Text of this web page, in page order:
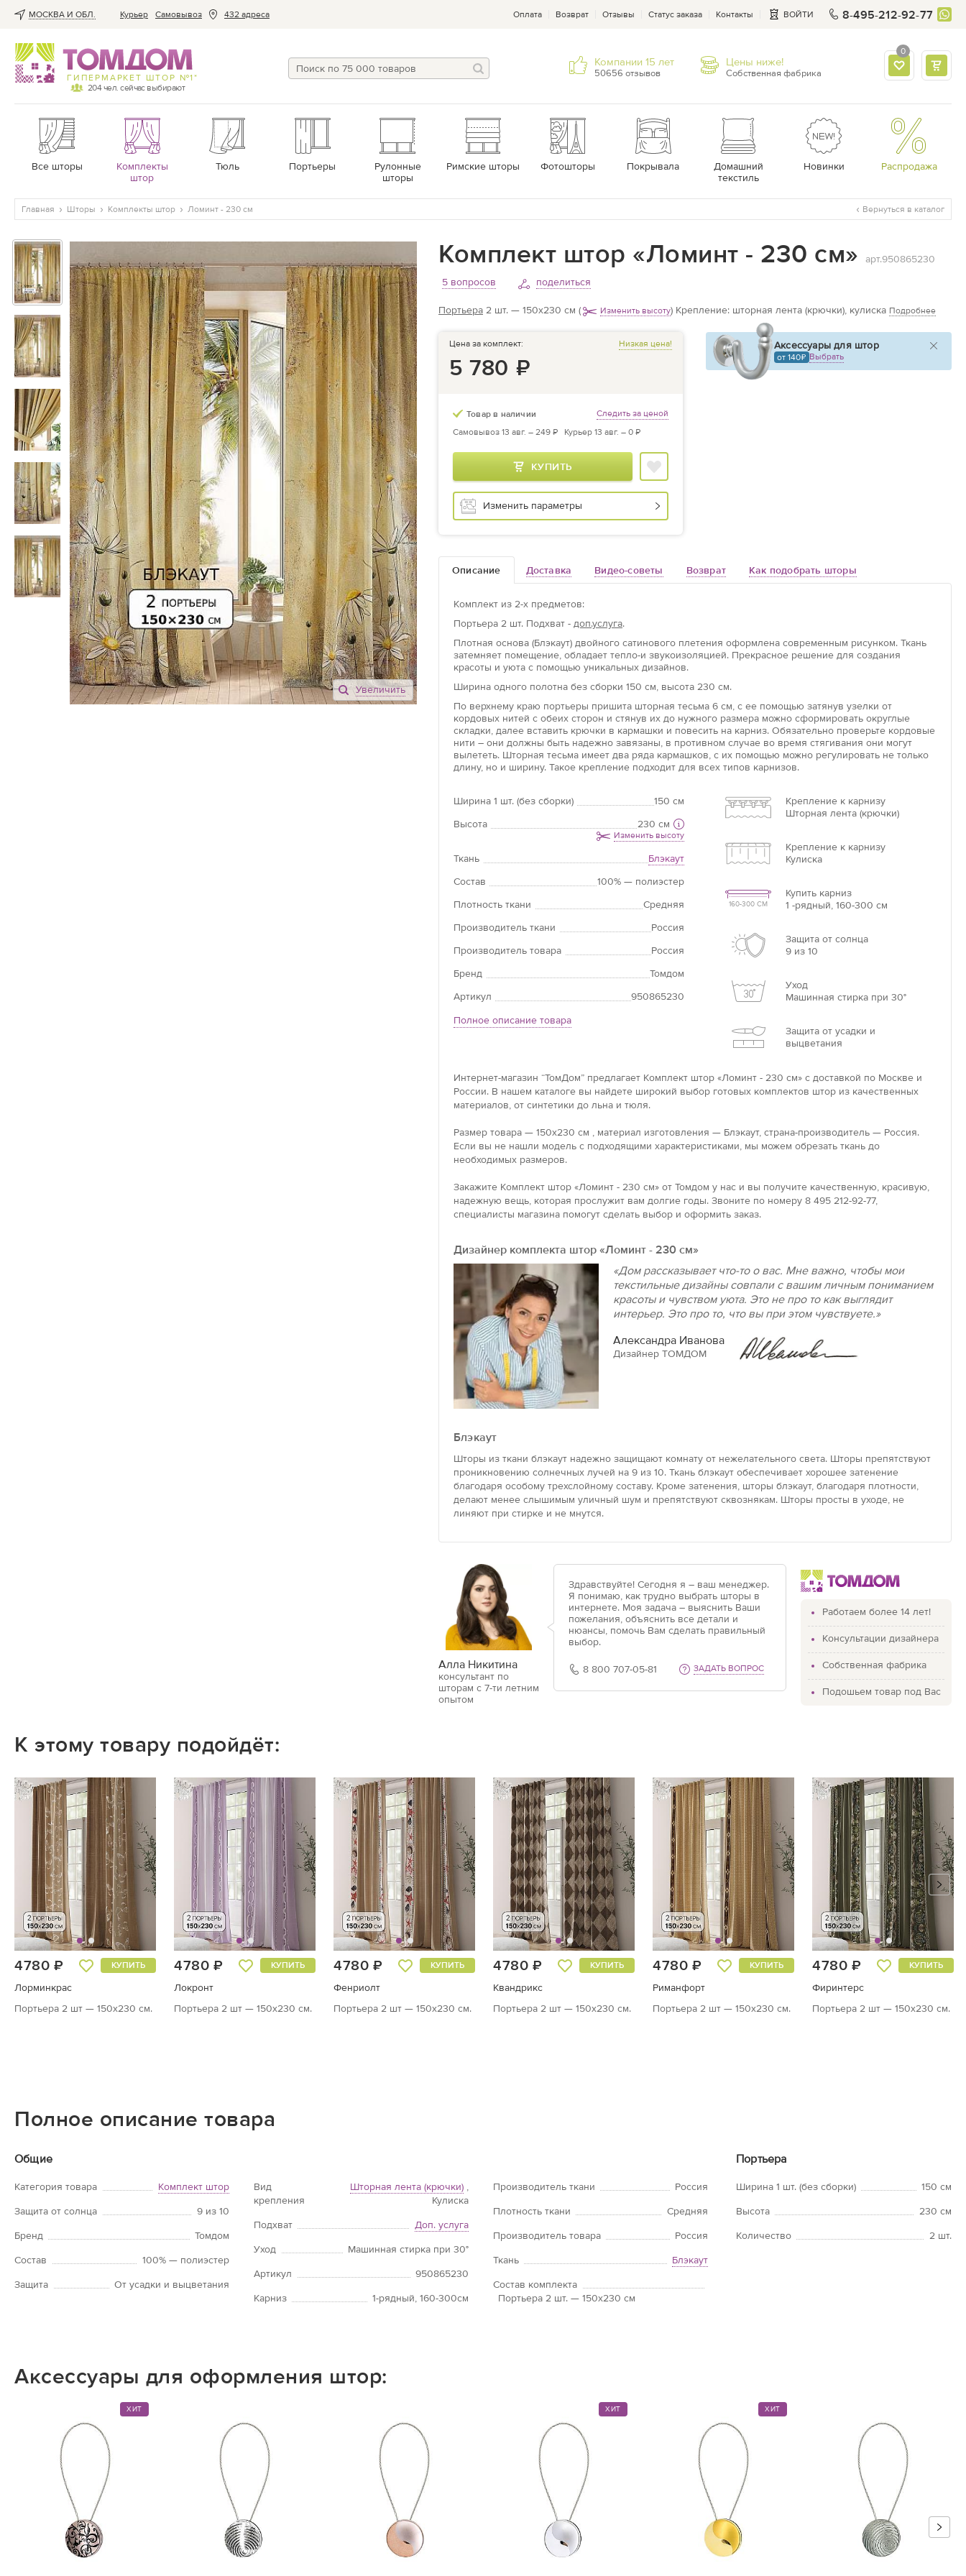
МОСКВА И ОБЛ. Курьер Cамовывоз 432 адреса Оплата Возврат Отзывы Статус заказа Контакты ВОЙТИ 8-495-212-92-77
ГИПЕРМАРКЕТ ШТОР №1*
204чел. сейчас выбирают
Компании 15 лет
50656 отзывов
Цены ниже!
Собственная фабрика
0
Все шторы
Комплекты
штор
Тюль Портьеры
Рулонные
шторы
Римские шторы Фотошторы Покрывала
Домашний
текстиль
Новинки Распродажа
Главная Шторы Комплекты штор Ломинт - 230 см Вернуться в каталог
Увеличить Увеличить
Комплект штор «Ломинт - 230 см»
арт.950865230
5 вопросов
поделиться
Портьера 2 шт. — 150х230 см ( Изменить высоту) Крепление: шторная лента (крючки), кулиска Подробнее
Цена за комплект: Низкая цена!
5 780 ₽
Товар в наличии
Следить за ценой
Самовывоз 13 авг. – 249 ₽ Курьер 13 авг. – 0 ₽
КУПИТЬ
Изменить параметры
Аксессуары для штор
от 140 Выбрать
Описание Доставка Видео-советы Возврат Как подобрать шторы
Комплект из 2-х предметов:
Портьера 2 шт. Подхват - доп.услуга.
Плотная основа (Блэкаут) двойного сатинового плетения оформлена современным рисунком. Ткань
затемняет помещение, обладает тепло-и звукоизоляцией. Прекрасное решение для создания
красоты и уюта с помощью уникальных дизайнов.
Ширина одного полотна без сборки 150 см, высота 230 см.
По верхнему краю портьеры пришита шторная тесьма 6 см, с ее помощью затянув узелки от
кордовых нитей с обеих сторон и стянув их до нужного размера можно сформировать округлые
складки, далее вставить крючки в кармашки и повесить на карниз. Обязательно проверьте кордовые
нити – они должны быть надежно завязаны, в противном случае во время стягивания они могут
вылететь. Шторная тесьма имеет два ряда кармашков, с их помощью можно регулировать не только
длину, но и ширину. Такое крепление подходит для всех типов карнизов.
Ширина 1 шт. (без сборки)
150 см
Высота
230 см
Изменить высоту
Ткань
Блэкаут
Состав
100% — полиэстер
Плотность ткани
Средняя
Производитель ткани
Россия
Производитель товара
Россия
Бренд
Томдом
Артикул
950865230
Полное описание товара
Крепление к карнизу
Шторная лента (крючки)
Крепление к карнизу
Кулиска
160-300 СМ
Купить карниз
1 -рядный, 160-300 см
Защита от солнца
9 из 10
Уход
Машинная стирка при 30°
Защита от усадки и
выцветания
Интернет-магазин “ТомДом” предлагает Комплект штор «Ломинт - 230 см» с доставкой по Москве и
России. В нашем каталоге вы найдете широкий выбор готовых комплектов штор из качественных
материалов, от синтетики до льна и тюля.
Размер товара — 150x230 см , материал изготовления — Блэкаут, страна-производитель — Россия.
Если вы не нашли модель с подходящими характеристиками, мы можем обрезать ткань до
необходимых размеров.
Закажите Комплект штор «Ломинт - 230 см» от Томдом у нас и вы получите качественную, красивую,
надежную вещь, которая прослужит вам долгие годы. Звоните по номеру 8 495 212-92-77,
специалисты магазина помогут сделать выбор и оформить заказ.
Дизайнер комплекта штор «Ломинт - 230 см»
«Дом рассказывает что-то о вас. Мне важно, чтобы мои
текстильные дизайны совпали с вашим личным пониманием
красоты и чувством уюта. Это не про то как выглядит
интерьер. Это про то, что вы при этом чувствуете.»
Александра Иванова
Дизайнер ТОМДОМ
Блэкаут
Шторы из ткани блэкаут надежно защищают комнату от нежелательного света. Шторы препятствуют
проникновению солнечных лучей на 9 из 10. Ткань блэкаут обеспечивает хорошее затенение
благодаря особому трехслойному составу. Кроме затенения, шторы блэкаут, благодаря плотности,
делают менее слышимым уличный шум и препятствуют сквознякам. Шторы просты в уходе, не
линяют при стирке и не мнутся.
Длина потолочного карниза
Длина карниза – это базовая цифра, от которой
необходимо отталкиваться при расчётах.
Измерьте ширину оконного проема +20 см =
Алла Никитина
консультант по
шторам с 7-ти летним
опытом
Здравствуйте! Сегодня я – ваш менеджер.
Я понимаю, как трудно выбрать шторы в
интернете. Моя задача – выяснить Ваши
пожелания, объяснить все детали и
нюансы, помочь Вам сделать правильный
выбор.
8 800 707-05-81 ЗАДАТЬ ВОПРОС
Работаем более 14 лет!
Консультации дизайнера
Собственная фабрика
Подошьем товар под Вас
К этому товару подойдёт:
4780 ₽ КУПИТЬ
Лорминкрас
Портьера 2 шт — 150х230 см.
4780 ₽ КУПИТЬ
Локронт
Портьера 2 шт — 150х230 см.
4780 ₽ КУПИТЬ
Фенриолт
Портьера 2 шт — 150х230 см.
4780 ₽ КУПИТЬ
Квандрикс
Портьера 2 шт — 150х230 см.
4780 ₽ КУПИТЬ
Риманфорт
Портьера 2 шт — 150х230 см.
4780 ₽ КУПИТЬ
Фиринтерс
Портьера 2 шт — 150х230 см.
Полное описание товара
Общие
Категория товара
Комплект штор
Защита от солнца
9 из 10
Бренд
Томдом
Состав
100% — полиэстер
Защита
От усадки и выцветания
Вид
крепления
Шторная лента (крючки) ,
Кулиска
Подхват
Доп. услуга
Уход
Машинная стирка при 30°
Артикул
950865230
Карниз
1-рядный, 160-300см
Производитель ткани
Россия
Плотность ткани
Средняя
Производитель товара
Россия
Ткань
Блэкаут
Состав комплекта
Портьера 2 шт. — 150х230 см
Портьера
Ширина 1 шт. (без сборки)
150 см
Высота
230 см
Количество
2 шт.
Аксессуары для оформления штор:
ХИТ ХИТ ХИТ